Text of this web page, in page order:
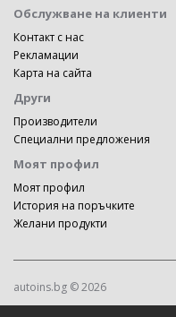
Обслужване на клиенти
Контакт с нас
Рекламации
Карта на сайта
Други
Производители
Специални предложения
Моят профил
Моят профил
История на поръчките
Желани продукти
autoins.bg © 2026